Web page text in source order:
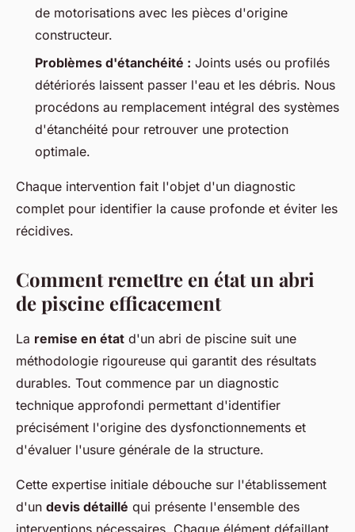
de motorisations avec les pièces d'origine
constructeur.
Problèmes d'étanchéité : Joints usés ou profilés
détériorés laissent passer l'eau et les débris. Nous
procédons au remplacement intégral des systèmes
d'étanchéité pour retrouver une protection
optimale.
Chaque intervention fait l'objet d'un diagnostic
complet pour identifier la cause profonde et éviter les
récidives.
Comment remettre en état un abri
de piscine efficacement
La remise en état d'un abri de piscine suit une
méthodologie rigoureuse qui garantit des résultats
durables. Tout commence par un diagnostic
technique approfondi permettant d'identifier
précisément l'origine des dysfonctionnements et
d'évaluer l'usure générale de la structure.
Cette expertise initiale débouche sur l'établissement
d'un devis détaillé qui présente l'ensemble des
interventions nécessaires. Chaque élément défaillant